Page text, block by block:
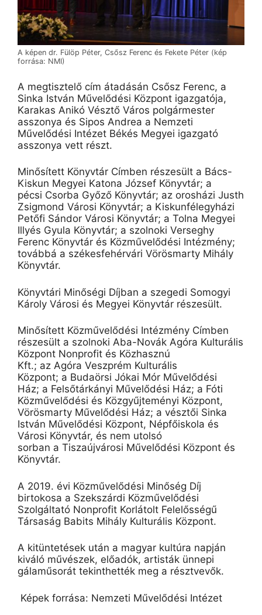
A képen dr. Fülöp Péter, Csősz Ferenc és Fekete Péter (kép
forrása: NMI)
A megtisztelő cím átadásán Csősz Ferenc, a
Sinka István Művelődési Központ igazgatója,
Karakas Anikó Vésztő Város polgármester
asszonya és Sipos Andrea a Nemzeti
Művelődési Intézet Békés Megyei igazgató
asszonya vett részt.
Minősített Könyvtár Címben részesült a Bács-
Kiskun Megyei Katona József Könyvtár; a
pécsi Csorba Győző Könyvtár; az orosházi Justh
Zsigmond Városi Könyvtár; a Kiskunfélegyházi
Petőfi Sándor Városi Könyvtár; a Tolna Megyei
Illyés Gyula Könyvtár; a szolnoki Verseghy
Ferenc Könyvtár és Közművelődési Intézmény;
továbbá a székesfehérvári Vörösmarty Mihály
Könyvtár.
Könyvtári Minőségi Díjban a szegedi Somogyi
Károly Városi és Megyei Könyvtár részesült.
Minősített Közművelődési Intézmény Címben
részesült a szolnoki Aba-Novák Agóra Kulturális
Központ Nonprofit és Közhasznú
Kft.; az Agóra Veszprém Kulturális
Központ; a Budaörsi Jókai Mór Művelődési
Ház; a Felsőtárkányi Művelődési Ház; a Fóti
Közművelődési és Közgyűjteményi Központ,
Vörösmarty Művelődési Ház; a vésztői Sinka
István Művelődési Központ, Népfőiskola és
Városi Könyvtár, és nem utolsó
sorban a Tiszaújvárosi Művelődési Központ és
Könyvtár.
A 2019. évi Közművelődési Minőség Díj
birtokosa a Szekszárdi Közművelődési
Szolgáltató Nonprofit Korlátolt Felelősségű
Társaság Babits Mihály Kulturális Központ.
A kitüntetések után a magyar kultúra napján
kiváló művészek, előadók, artisták ünnepi
gálaműsorát tekinthették meg a résztvevők.
Képek forrása: Nemzeti Művelődési Intézet